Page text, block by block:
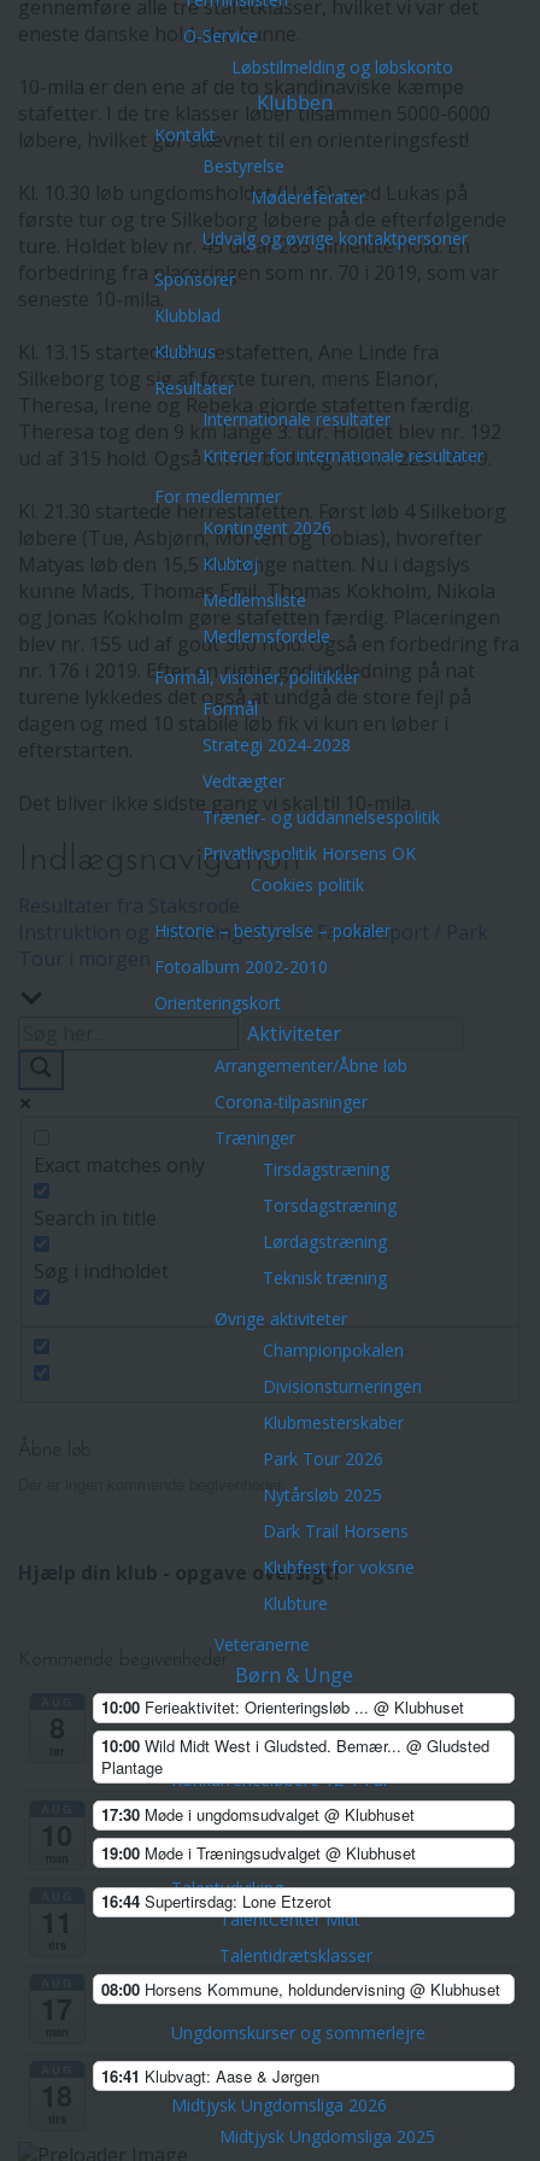
O-Service
Løbstilmelding og løbskonto
Klubben
Kontakt
Bestyrelse
Mødereferater
Udvalg og øvrige kontaktpersoner
Sponsorer
Klubblad
Klubhus
Resultater
Internationale resultater
Kriterier for internationale resultater
For medlemmer
Kontingent 2026
Klubtøj
Medlemsliste
Medlemsfordele
Formål, visioner, politikker
Formål
Strategi 2024-2028
Vedtægter
Træner- og uddannelsespolitik
Privatlivspolitik Horsens OK
Cookies politik
Historie – bestyrelse – pokaler
Fotoalbum 2002-2010
Orienteringskort
Aktiviteter
Arrangementer/Åbne løb
Corona-tilpasninger
Træninger
Tirsdagstræning
Torsdagstræning
Lørdagstræning
Teknisk træning
Øvrige aktiviteter
Championpokalen
Divisionsturneringen
Klubmesterskaber
Park Tour 2026
Nytårsløb 2025
Dark Trail Horsens
Klubfest for voksne
Klubture
Veteranerne
Børn & Unge
Skovfræsere 5-8 årige
Stifindere 9-11 år
Konkurrenceløbere 12-14 år
Unge ca. 15-21 år
Hold for voksne -både nye og erfarne
Talentudviking
TalentCenter Midt
Talentidrætsklasser
Sportscollege Horsens
Ungdomskurser og sommerlejre
Kreds Ungdoms Match
Midtjysk Ungdomsliga 2026
Midtjysk Ungdomsliga 2025
gennemføre alle tre stafetklasser, hvilket vi var det
eneste danske hold, der kunne.
10-mila er den ene af de to skandinaviske kæmpe
stafetter. I de tre klasser løber tilsammen 5000-6000
løbere, hvilket gørstævnet
Kl. 10.30 løb ungdomsholdet (U-16), med Lukas på
ture. Holdet blev nr. 45 ud af 285 tilmeldte hold. En
forbedring fra placeringen som nr. 70 i 2019, som var
Kl. 13.15 startede damestafetten, Ane Linde fra
Silkeborg tog sig af første turen, mens Elanor,
Theresa tog den 9 km lange 3. tur. Holdet blev nr. 192
ud af 315 hold. Også en forbedring fra nr. 228 i 2019.
Kl. 21.30 startede herrestafetten. Først løb 4 Silkeborg
løbere (Tue, Asbjørn, Morten og Tobias), hvorefter
Matyas løb den 15,5 km lange natten. Nu i dagslys
kunne Mads, Thomas Emil, Thomas Kokholm, Nikola
blev nr. 155 ud af godt 300 hold. Også en forbedring fra
nr. 176 i 2019. Efter en rigtig god indledning på nat
turene lykkedes det også at undgå de store fejl på
dagen og med 10 stabile løb fik vi kun en løber i
Indlægsnavigation
Instruktion og tilmeldingsfrist til Familiesport / Park
Der er ingen kommende begivenheder.
Hjælp din klub - opgave oversigt!
10:00 Ferieaktivitet: Orienteringsløb ... @ Klubhuset
10:00 Wild Midt West i Gludsted. Bemær... @ Gludsted
Plantage
17:30 Møde i ungdomsudvalget @ Klubhuset
19:00 Møde i Træningsudvalget @ Klubhuset
16:44 Supertirsdag: Lone Etzerot
08:00 Horsens Kommune, holdundervisning @ Klubhuset
16:41 Klubvagt: Aase & Jørgen